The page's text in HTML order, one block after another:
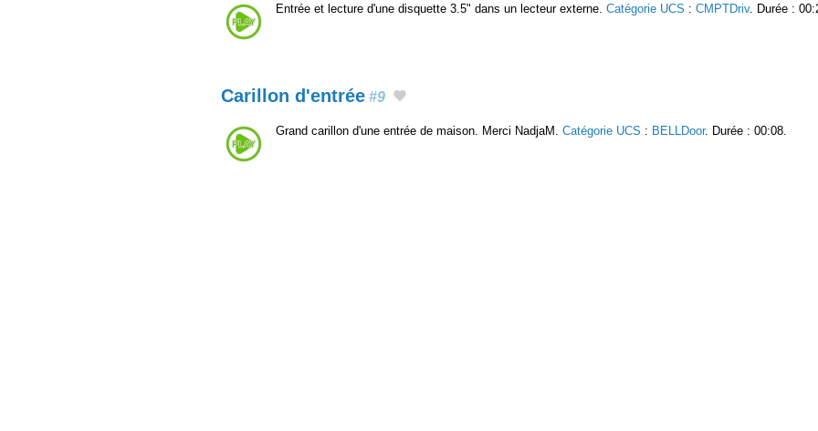
Entrée et lecture d'une disquette 3.5" dans un lecteur externe. Catégorie UCS : CMPTDriv. Durée :
Carillon d'entrée #9
Grand carillon d'une entrée de maison. Merci NadjaM. Catégorie UCS : BELLDoor. Durée : 00:08.